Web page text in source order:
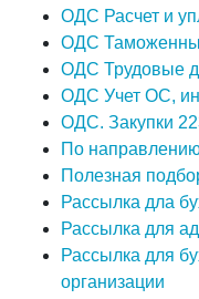
ОДС Расчет и
ОДС
ОДС Трудовые
ОДС Учет ОС,
ОДС. Закупки
По
Полезная
Рассылка дла
Рассылка для
Рассылка для
организации